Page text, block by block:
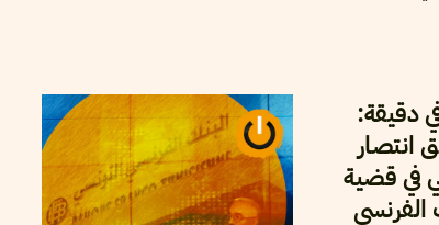
دقيقة:
انتصار
في قضية
الفرنسي